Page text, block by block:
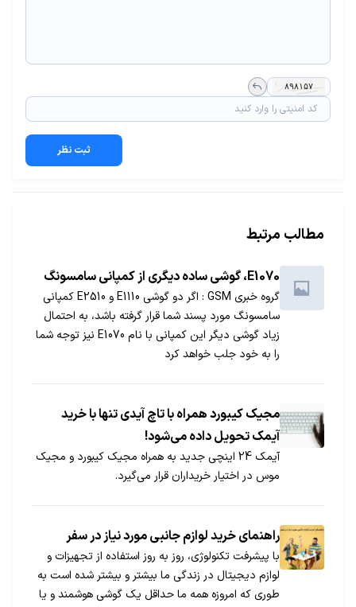
ثبت نظر
مطالب مرتبط
E1070، گوشی ساده دیگری از کمپانی سامسونگ
گروه خبری GSM : اگر دو گوشی E1110 و E2510 کمپانی
سامسونگ مورد پسند شما قرار گرفته باشد، به احتمال
زیاد گوشی دیگر این کمپانی با نام E1070 نیز توجه شما
را به خود جلب خواهد کرد
مجیک کیبورد همراه با تاچ آیدی تنها با خرید
آیمک تحویل داده می‌شود!
آیمک 24 اینچی جدید به همراه مجیک کیبورد و مجیک
موس در اختیار خریداران قرار می‌گیرد.
راهنمای خرید لوازم جانبی مورد نیاز در سفر
با پیشرفت تکنولوژی، روز به روز استفاده از تجهیزات و
لوازم دیجیتال در زندگی ما بیشتر و بیشتر شده است به
طوری که امروزه همه ما حداقل یک گوشی هوشمند و یا